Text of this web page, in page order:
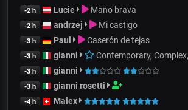
-2 h Lucie Mano brava
-2 h andrzej Mi castigo
-3 h Paul Caserón de tejas
-3 h gianni Contemporary,
-3 h gianni
-3 h gianni rosetti
-4 h Malex